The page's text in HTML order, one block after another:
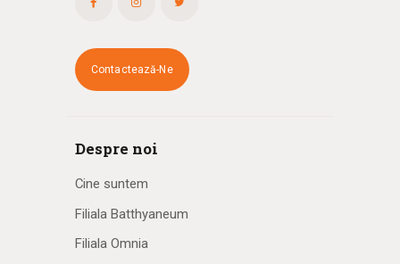
Contactează-Ne
Despre noi
Cine suntem
Filiala Batthyaneum
Filiala Omnia